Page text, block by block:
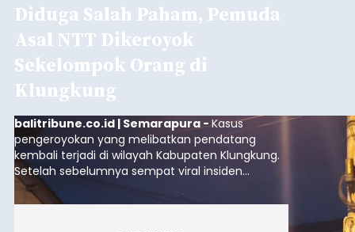
Diduga Salah Paham, Pemuda
Asal NTT Dikeroyok
Sekelompok Orang di
Klungkung
balitribune.co.id | Semarapura -Kasus
pengeroyokan yang melibatkan pendatang
kembali terjadi di wilayah Kabupaten Klungkung.
Setelah sebelumnya sempat viral insiden
keributan di barat Pasar Galiran, peristiwa serupa
kini menimpa seorang pemuda asal Kabupaten